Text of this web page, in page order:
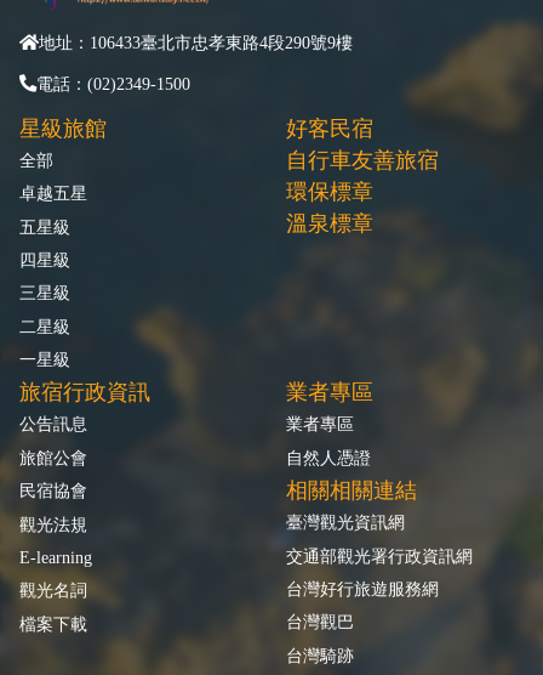
地址：106433臺北市忠孝東路4段290號9樓
電話：(02)2349-1500
星級旅館
全部
卓越五星
五星級
四星級
三星級
二星級
一星級
好客民宿
自行車友善旅宿
環保標章
溫泉標章
旅宿行政資訊
公告訊息
旅館公會
民宿協會
觀光法規
E-learning
觀光名詞
檔案下載
業者專區
業者專區
自然人憑證
相關相關連結
臺灣觀光資訊網
交通部觀光署行政資訊網
台灣好行旅遊服務網
台灣觀巴
台灣騎跡